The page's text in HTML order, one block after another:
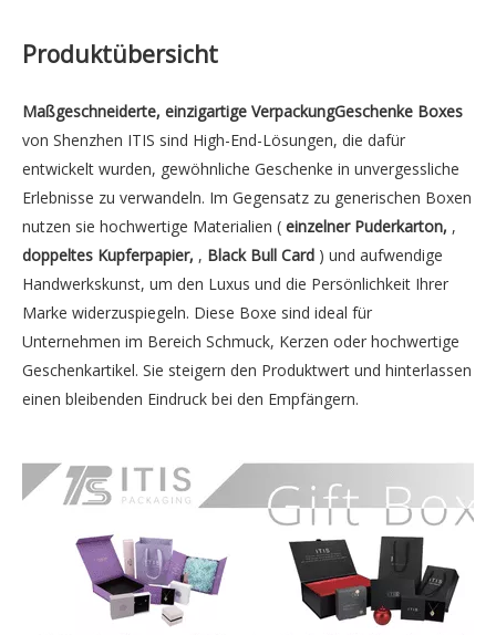
Produktübersicht
Maßgeschneiderte, einzigartige VerpackungGeschenke Boxes
von Shenzhen ITIS sind High-End-Lösungen, die dafür
entwickelt wurden, gewöhnliche Geschenke in unvergessliche
Erlebnisse zu verwandeln. Im Gegensatz zu generischen Boxen
nutzen sie hochwertige Materialien ( einzelner Puderkarton, ,
doppeltes Kupferpapier, , Black Bull Card ) und aufwendige
Handwerkskunst, um den Luxus und die Persönlichkeit Ihrer
Marke widerzuspiegeln. Diese Boxe sind ideal für
Unternehmen im Bereich Schmuck, Kerzen oder hochwertige
Geschenkartikel. Sie steigern den Produktwert und hinterlassen
einen bleibenden Eindruck bei den Empfängern.